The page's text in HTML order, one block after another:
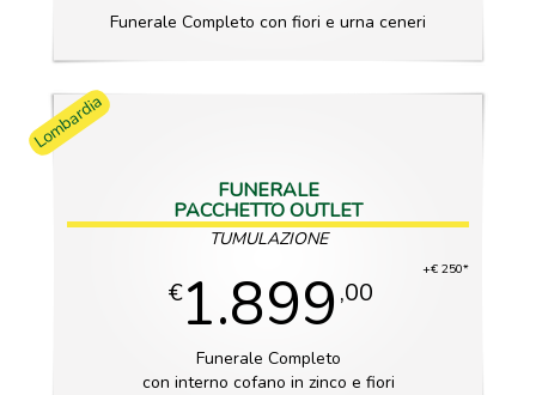
Funerale Completo con fiori e urna ceneri
Lombardia
FUNERALE
PACCHETTO OUTLET
TUMULAZIONE
+€ 250*
€1.899 ,00
Funerale Completo
con interno cofano in zinco e fiori